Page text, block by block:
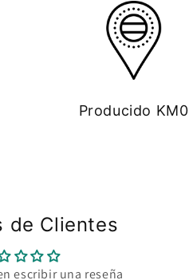
Producido KM0
de Clientes
escribir una reseña